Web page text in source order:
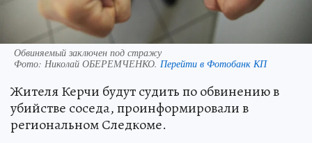
Обвиняемый заключен под стражу
Фото: Николай ОБЕРЕМЧЕНКО. Перейти в Фотобанк КП
Жителя Керчи будут судить по обвинению в
убийстве соседа, проинформировали в
региональном Следкоме.